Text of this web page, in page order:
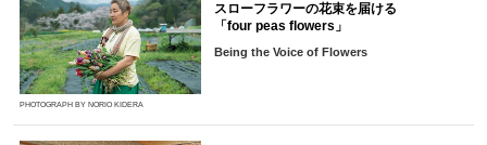
PHOTOGRAPH BY NORIO KIDERA
スローフラワーの花束を届ける
「four peas flowers」
Being the Voice of Flowers